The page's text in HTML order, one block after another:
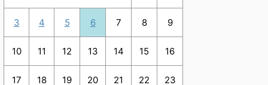
3 4 5 6 7 8 9
10 11 12 13 14 15 16
17 18 19 20 21 22 23